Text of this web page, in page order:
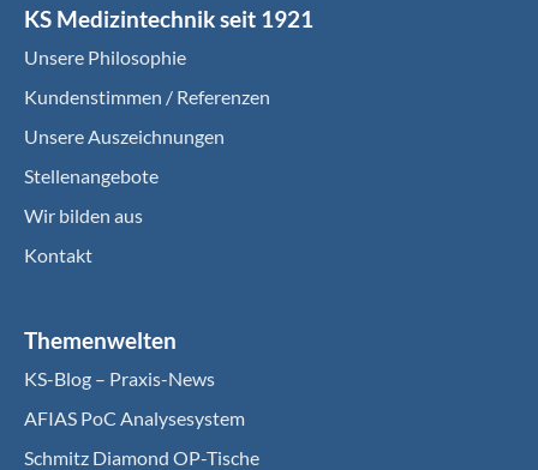
KS Medizintechnik seit 1921
Unsere Philosophie
Kundenstimmen / Referenzen
Unsere Auszeichnungen
Stellenangebote
Wir bilden aus
Kontakt
Themenwelten
KS-Blog – Praxis-News
AFIAS PoC Analysesystem
Schmitz Diamond OP-Tische